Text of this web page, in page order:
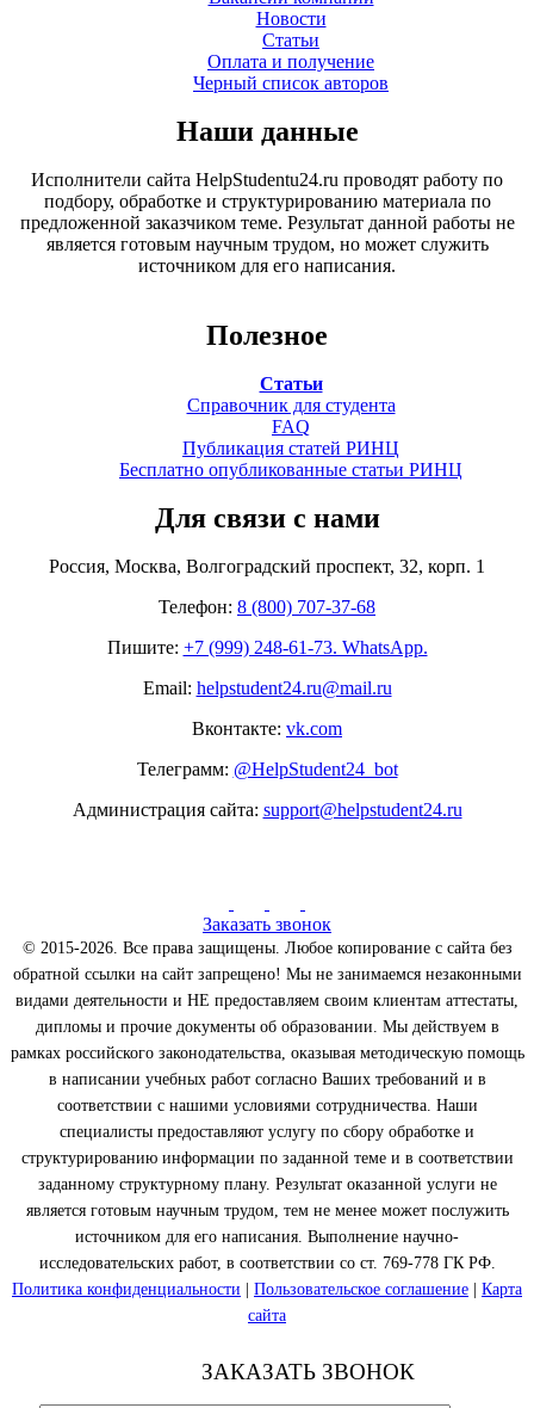
Новости
Статьи
Оплата и получение
Черный список авторов
Наши данные
Исполнители сайта HelpStudentu24.ru проводят работу по
подбору, обработке и структурированию материала по
предложенной заказчиком теме. Результат данной работы не
является готовым научным трудом, но может служить
источником для его написания.
Полезное
Статьи
Справочник для студента
FAQ
Публикация статей РИНЦ
Бесплатно опубликованные статьи РИНЦ
Для связи с нами
Россия, Москва, Волгоградский проспект, 32, корп. 1
Телефон: 8 (800) 707-37-68
Пишите: +7 (999) 248-61-73. WhatsApp.
Email: helpstudent24.ru@mail.ru
Вконтакте: vk.com
Телеграмм: @HelpStudent24_bot
Администрация сайта: support@helpstudent24.ru
Заказать звонок
© 2015-2026. Все права защищены. Любое копирование с сайта без
обратной ссылки на сайт запрещено! Мы не занимаемся незаконными
видами деятельности и НЕ предоставляем своим клиентам аттестаты,
дипломы и прочие документы об образовании. Мы действуем в
рамках российского законодательства, оказывая методическую помощь
в написании учебных работ согласно Ваших требований и в
соответствии с нашими условиями сотрудничества. Наши
специалисты предоставляют услугу по сбору обработке и
структурированию информации по заданной теме и в соответствии
заданному структурному плану. Результат оказанной услуги не
является готовым научным трудом, тем не менее может послужить
источником для его написания. Выполнение научно-
исследовательских работ, в соответствии со ст. 769-778 ГК РФ.
Политика конфиденциальности
Пользовательское соглашение
Карта
сайта
ЗАКАЗАТЬ ЗВОНОК